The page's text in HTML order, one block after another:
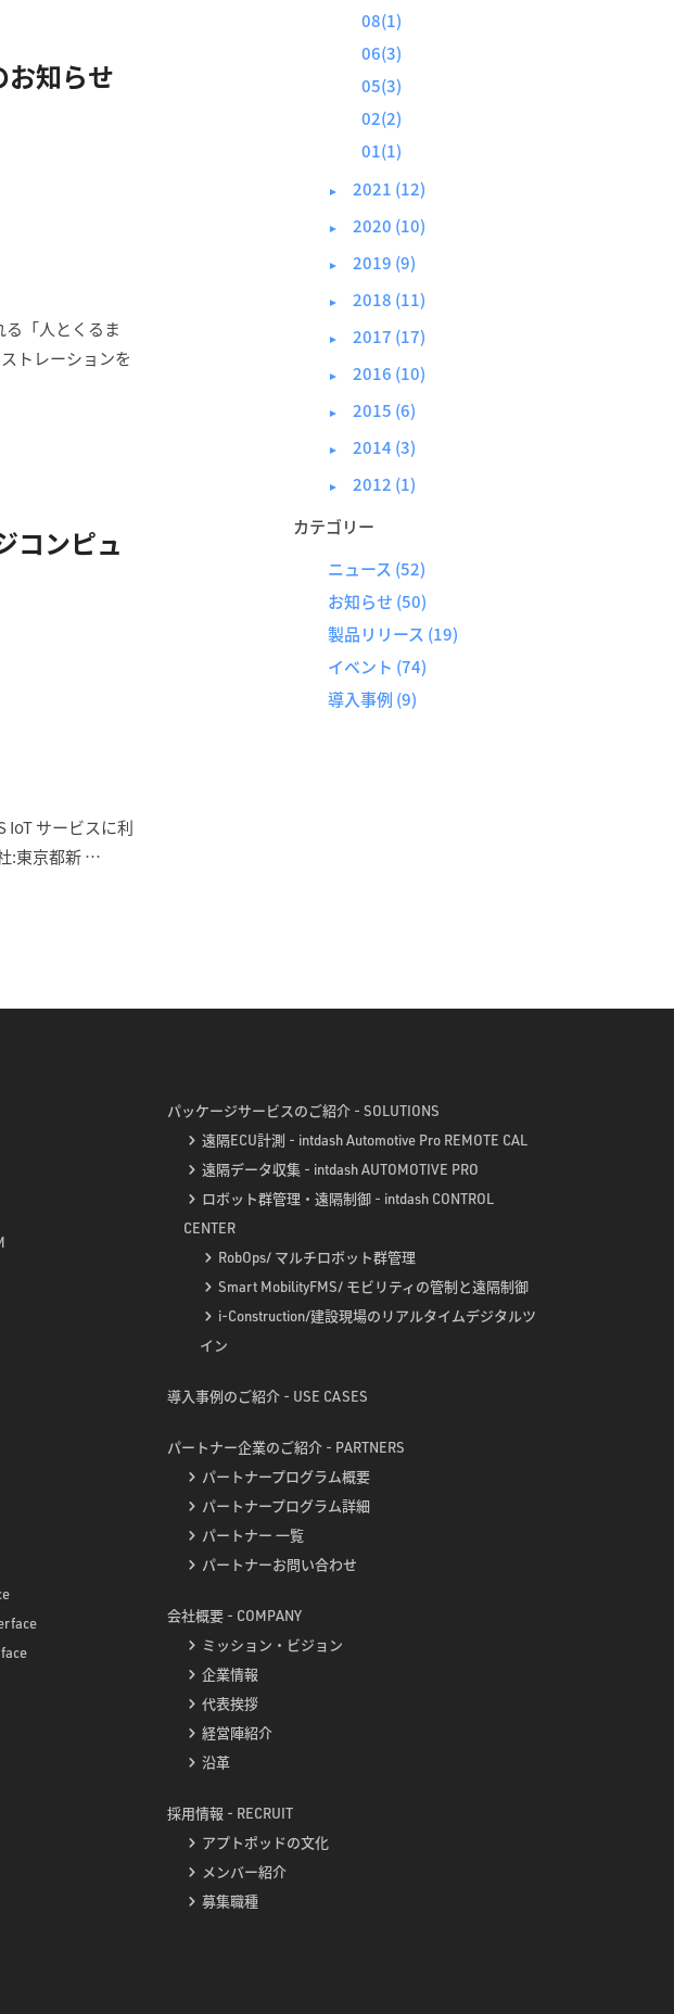
お知らせ
「人とくるま
トレーションを
コンピュ
IoT サービスに利
:東京都新 …
08(1)
06(3)
05(3)
02(2)
01(1)
► 2021 (12)
► 2020 (10)
► 2019 (9)
► 2018 (11)
► 2017 (17)
► 2016 (10)
► 2015 (6)
► 2014 (3)
► 2012 (1)
カテゴリー
ニュース (52)
お知らせ (50)
製品リリース (19)
イベント (74)
導入事例 (9)
パッケージサービスのご紹介 - SOLUTIONS
遠隔ECU計測 - intdash Automotive Pro REMOTE CAL
遠隔データ収集 - intdash AUTOMOTIVE PRO
ロボット群管理・遠隔制御 - intdash CONTROL
CENTER
RobOps/ マルチロボット群管理
Smart MobilityFMS/ モビリティの管制と遠隔制御
i-Construction/建設現場のリアルタイムデジタルツ
イン
導入事例のご紹介 - USE CASES
パートナー企業のご紹介 - PARTNERS
パートナープログラム概要
パートナープログラム詳細
パートナー 一覧
パートナーお問い合わせ
会社概要 - COMPANY
ミッション・ビジョン
企業情報
代表挨拶
経営陣紹介
沿革
採用情報 - RECRUIT
アプトポッドの文化
メンバー紹介
募集職種